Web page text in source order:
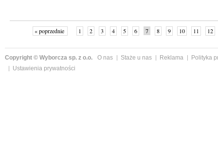
« poprzednie 1 2 3 4 5 6 7 8 9 10 11 12
Copyright © Wyborcza sp. z o.o. O nas Staże u nas Reklama
Polityka
Ustawienia prywatności